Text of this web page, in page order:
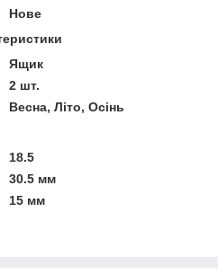
Нове
Ящик
2 шт.
Весна, Літо, Осінь
18.5
30.5 мм
15 мм